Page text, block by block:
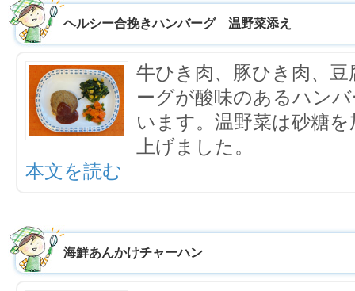
ヘルシー合挽きハンバーグ 温野菜添え
牛ひき肉、豚ひき肉、
ーグが酸味のあるハン
います。温野菜は砂糖
上げました。
本文を読む
海鮮あんかけチャーハン